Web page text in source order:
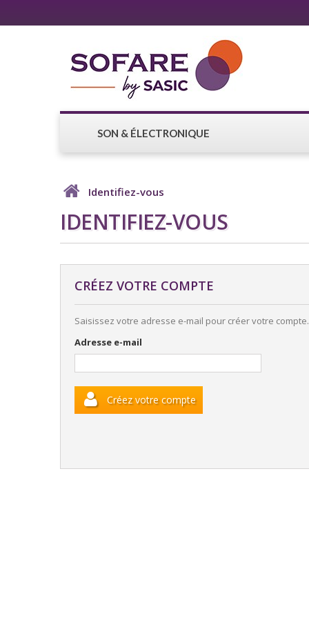
SON & ÉLECTRONIQUE
Identifiez-vous
IDENTIFIEZ-VOUS
CRÉEZ VOTRE COMPTE
Saisissez votre adresse e-mail pour créer votre compte.
Adresse e-mail
Créez votre compte